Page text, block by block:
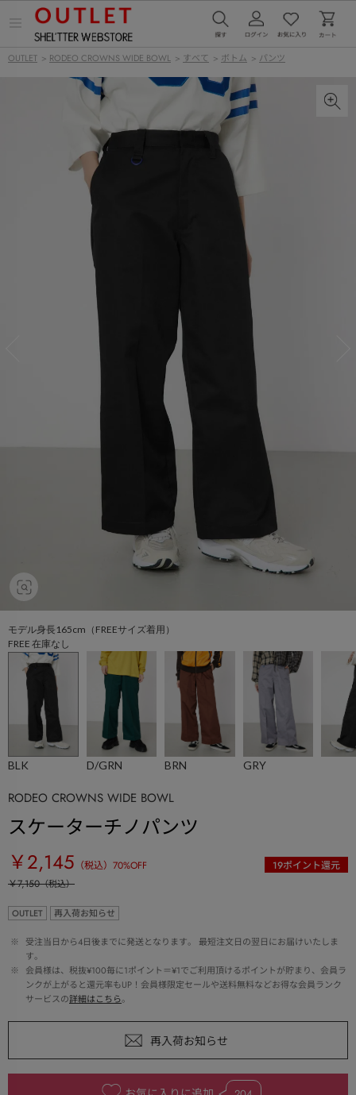
ー
OUTLET > RODEO CROWNS WIDE BOWL > すべて > ボトム > パンツ
モデル身長165cm（FREEサイズ着用）
FREE 在庫なし
BLK D/GRN BRN GRY
RODEO CROWNS WIDE BOWL
スケーターチノパンツ
￥2,145 （税込） 70%OFF 19ポイント還元
￥7,150（税込）
OUTLET 再入荷お知らせ
※
受注当日から4日後までに発送となります。 最短注文日の翌日にお届けいたしま
す。
※
会員様は、税抜¥100毎に1ポイント＝¥1でご利用頂けるポイントが貯まり、会員ラ
ンクが上がると還元率もUP！会員様限定セールや送料無料などお得な会員ランク
サービスの詳細はこちら。